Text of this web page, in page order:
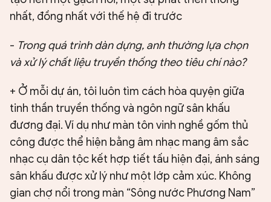
nhất, đồng nhất với thế hệ đi trước
- Trong quá trình dàn dựng, anh thường lựa chọn
và xử lý chất liệu truyền thống theo tiêu chí nào?
+ Ở mỗi dự án, tôi luôn tìm cách hòa quyện giữa
tinh thần truyền thống và ngôn ngữ sân khấu
đương đại. Ví dụ như màn tôn vinh nghề gốm thủ
công được thể hiện bằng âm nhạc mang âm sắc
nhạc cụ dân tộc kết hợp tiết tấu hiện đại, ánh sáng
sân khấu được xử lý như một lớp cảm xúc. Không
gian chợ nổi trong màn “Sông nước Phương Nam”